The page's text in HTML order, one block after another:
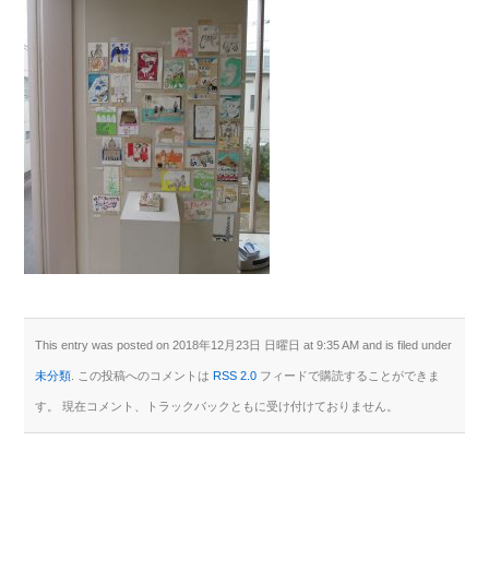
This entry was posted on 2018年12月23日 日曜日 at 9:35 AM and is filed under
未分類 . この投稿へのコメントはRSS 2.0 フィードで購読することができま
す。 現在コメント、トラックバックともに受け付けておりません。